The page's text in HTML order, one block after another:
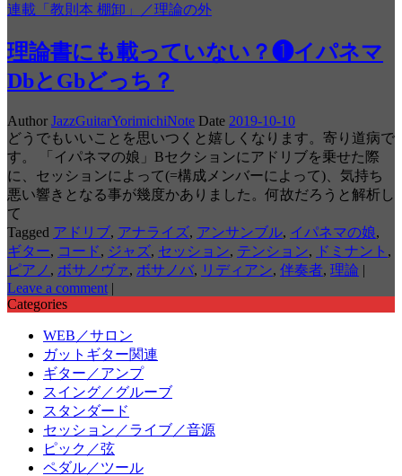
連載「教則本 棚卸」／理論の外
理論書にも載っていない？❶イパネマ
DbとGbどっち？
Author JazzGuitarYorimichiNote Date 2019-10-10
どうでもいいことを思いつくと嬉しくなります。寄り道病で
す。 「イパネマの娘」Bセクションにアドリブを乗せた際
に、セッションによって(=構成メンバーによって)、気持ち
悪い響きとなる事が幾度かありました。何故だろうと解析し
て
Tagged アドリブ, アナライズ, アンサンブル, イパネマの娘,
ギター, コード, ジャズ, セッション, テンション, ドミナント ,
ピアノ , ボサノヴァ, ボサノバ, リディアン, 伴奏者, 理論 |
Leave a comment |
Categories
WEB／サロン
ガットギター関連
ギター／アンプ
スイング／グルーブ
スタンダード
セッション／ライブ／音源
ピック／弦
ペダル／ツール